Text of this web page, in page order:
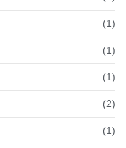
(1)
(1)
(1)
(2)
(1)